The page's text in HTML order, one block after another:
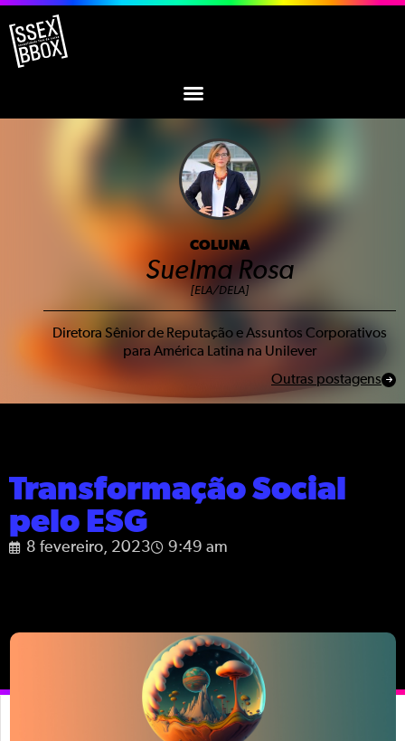
COLUNA
Suelma Rosa
[ELA/DELA]
Diretora Sênior de Reputação e Assuntos Corporativos
para América Latina na Unilever
Outras postagens
Transformação Social
pelo ESG
8 fevereiro, 2023 9:49 am